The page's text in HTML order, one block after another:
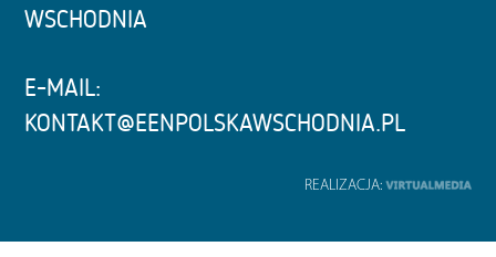
WSCHODNIA
E-MAIL:
KONTAKT@EENPOLSKAWSCHODNIA.PL
REALIZACJA: